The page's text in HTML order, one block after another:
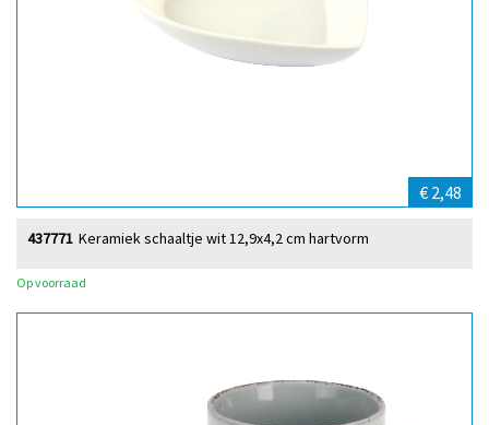
€ 2,48
Keramiek schaaltje wit 12,9x4,2 cm hartvorm
437771
Op voorraad